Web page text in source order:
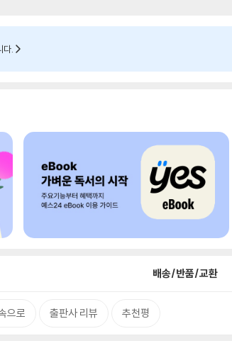
.
배송/반품/교환
으로 출판사 리뷰 추천평